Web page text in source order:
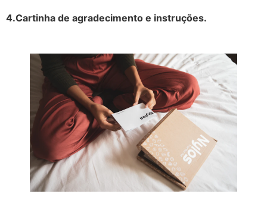
4.Cartinha de agradecimento e instruções.